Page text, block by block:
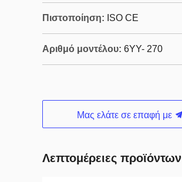
Πιστοποίηση: ISO CE
Αριθμό μοντέλου: 6YY- 270
Μας ελάτε σε επαφή με
Λεπτομέρειες προϊόντων